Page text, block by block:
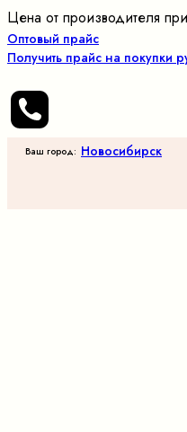
Цена от производителя
Оптовый прайс
Получить прайс на покупки
Ваш город: Новосибирск